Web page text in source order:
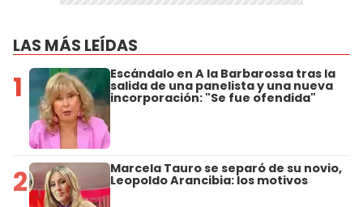
LAS MÁS LEÍDAS
1 Escándalo en A la Barbarossa tras la
salida de una panelista y una nueva
incorporación: "Se fue ofendida"
2 Marcela Tauro se separó de su novio,
Leopoldo Arancibia: los motivos